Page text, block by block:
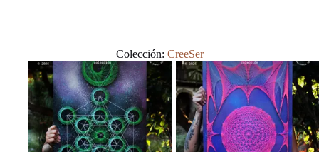
Colección: CreeSer